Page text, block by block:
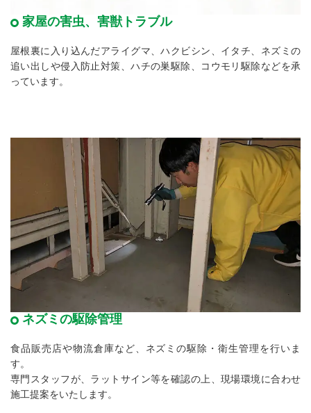
家屋の害虫、害獣トラブル
屋根裏に入り込んだアライグマ、ハクビシン、イタチ、ネズミの
追い出しや侵入防止対策、ハチの巣駆除、コウモリ駆除などを承
っています。
ネズミの駆除管理
食品販売店や物流倉庫など、ネズミの駆除・衛生管理を行いま
す。
専門スタッフが、ラットサイン等を確認の上、現場環境に合わせ
施工提案をいたします。